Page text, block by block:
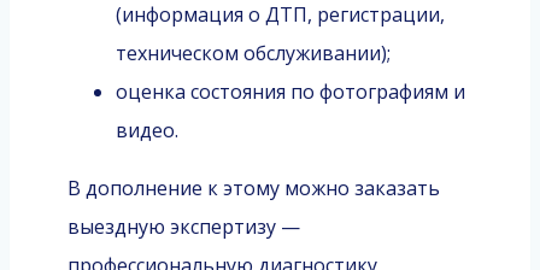
(информация о ДТП, регистрации,
техническом обслуживании);
оценка состояния по фотографиям и
видео.
В дополнение к этому можно заказать
выездную экспертизу —